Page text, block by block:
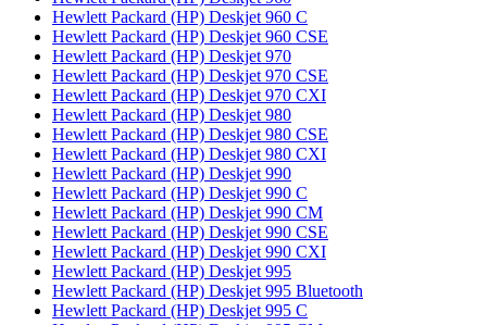
Hewlett Packard (HP) Deskjet 960 C
Hewlett Packard (HP) Deskjet 960 CSE
Hewlett Packard (HP) Deskjet 970
Hewlett Packard (HP) Deskjet 970 CSE
Hewlett Packard (HP) Deskjet 970 CXI
Hewlett Packard (HP) Deskjet 980
Hewlett Packard (HP) Deskjet 980 CSE
Hewlett Packard (HP) Deskjet 980 CXI
Hewlett Packard (HP) Deskjet 990
Hewlett Packard (HP) Deskjet 990 C
Hewlett Packard (HP) Deskjet 990 CM
Hewlett Packard (HP) Deskjet 990 CSE
Hewlett Packard (HP) Deskjet 990 CXI
Hewlett Packard (HP) Deskjet 995
Hewlett Packard (HP) Deskjet 995 Bluetooth
Hewlett Packard (HP) Deskjet 995 C